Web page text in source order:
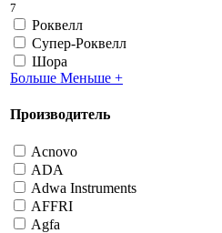
7
Роквелл
Супер-Роквелл
Шора
Больше Меньше +
Производитель
Acnovo
ADA
Adwa Instruments
AFFRI
Agfa